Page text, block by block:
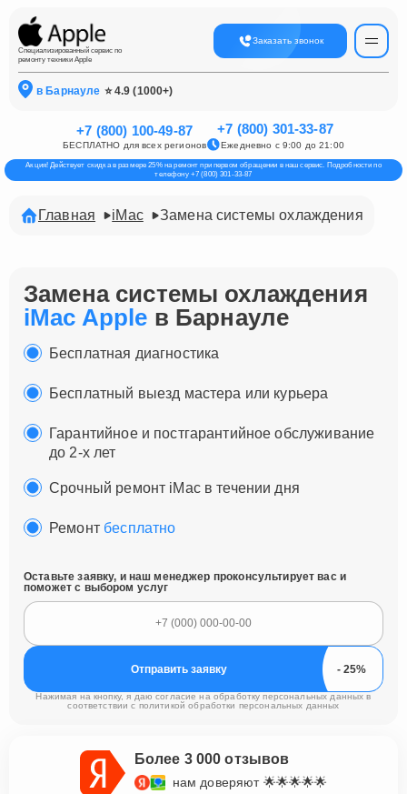
Специализированный сервис по
ремонту техники Apple
Заказать звонок
в Барнауле ⭐ 4.9 (1000+)
+7 (800) 100-49-87
БЕСПЛАТНО для всех регионов
+7 (800) 301-33-87
Ежедневно с 9:00 до 21:00
Акция! Действует скидка в размере 25% на ремонт при первом обращении в наш сервис. Подробности по
телефону +7 (800) 301-33-87
Главная iMac Замена системы охлаждения
Замена системы охлаждения
iMac Apple в Барнауле
Бесплатная диагностика
Бесплатный выезд мастера или курьера
Гарантийное и постгарантийное обслуживание
до 2-х лет
Срочный ремонт iMac в течении дня
Ремонт бесплатно
Оставьте заявку, и наш менеджер проконсультирует вас и
поможет с выбором услуг
Отправить заявку
Нажимая на кнопку, я даю согласие на обработку персональных данных в
соответствии с политикой обработки персональных данных
Более 3 000 отзывов
нам доверяют 🌟🌟🌟🌟🌟